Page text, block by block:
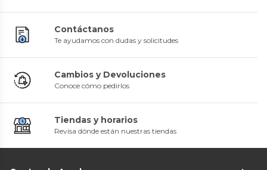
Contáctanos
Te ayudamos con dudas y solicitudes
Cambios y Devoluciones
Conoce cómo pedirlos
Tiendas y horarios
Revisa dónde están nuestras tiendas